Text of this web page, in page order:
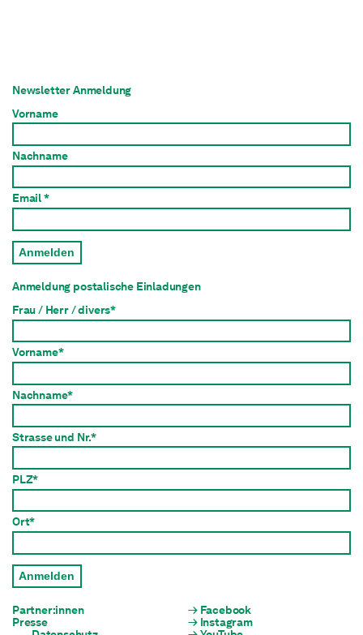
Newsletter Anmeldung
Vorname
Nachname
Email *
Anmelden
Anmeldung postalische Einladungen
Frau / Herr / divers*
Vorname*
Nachname*
Strasse und Nr.*
PLZ*
Ort*
Anmelden
Partner:innen
Presse
Facebook
Instagram